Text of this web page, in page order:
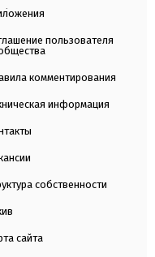
пользователя
комментирования
информация
собственности
сайта